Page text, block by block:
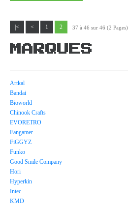
|< < 1 2 37 à 46 sur 46 (2 Pages)
MARQUES
Artkal
Bandai
Bioworld
Chinook Crafts
EVORETRO
Fangamer
FiGGYZ
Funko
Good Smile Company
Hori
Hyperkin
Intec
KMD